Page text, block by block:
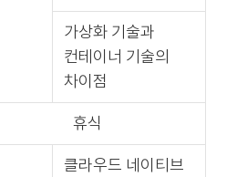
가상화 기술과
컨테이너 기술의
차이점
휴식
클라우드 네이티브